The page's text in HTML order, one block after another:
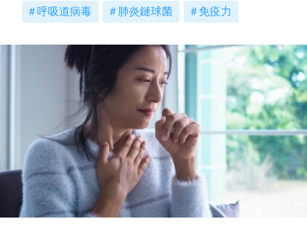
呼吸道病毒 肺炎鏈球菌 免疫力